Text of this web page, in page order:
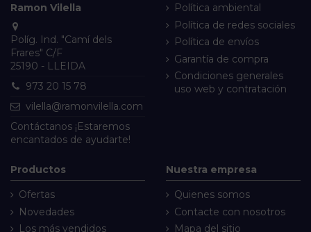
Ramon Vilella
Políg. Ind. "Camí dels
Frares" C/F
25190 - LLEIDA
973 20 15 78
vilella@ramonvilella.com
Contáctanos ¡Estaremos
encantados de ayudarte!
Política ambiental
Política de redes sociales
Política de envíos
Garantía de compra
Condiciones generales
uso web y contratación
Productos
Ofertas
Novedades
Los más vendidos
Nuestra empresa
Quienes somos
Contacte con nosotros
Mapa del sitio